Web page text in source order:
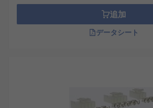
とで、電磁干渉（EMI）を抑え、電子
を防ぐことができます。これは、半導
器など、精密な電圧管理が求められる
電源アクセサリには、用途に応じてさ
追加
データシート